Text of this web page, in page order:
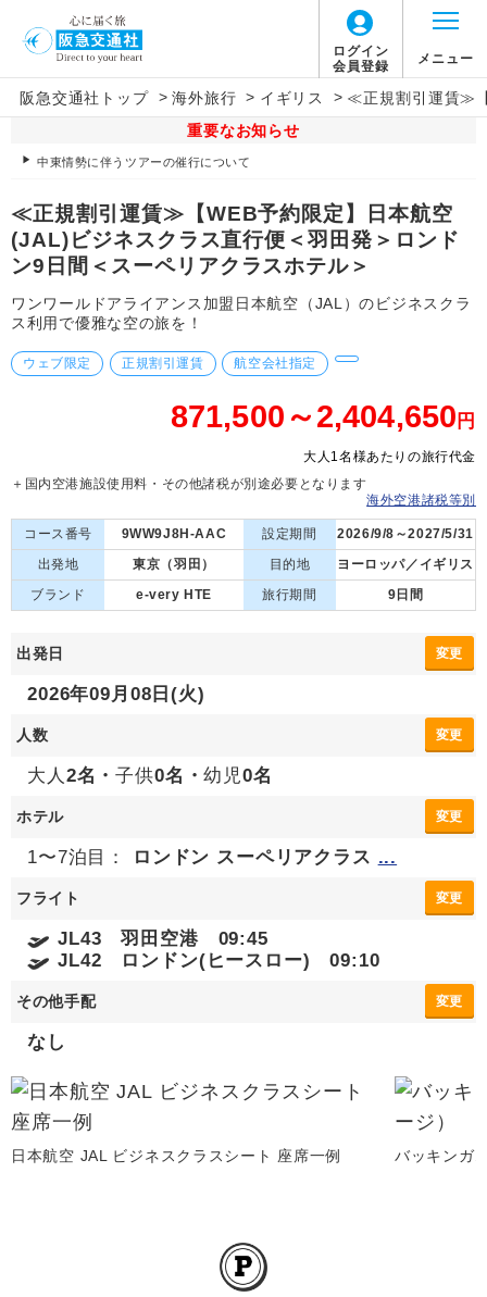
ログイン
会員登録
メニュー
阪急交通社トップ > 海外旅行 > イギリス > ≪正規割引運賃≫
重要なお知らせ
中東情勢に伴うツアーの催行について
≪正規割引運賃≫【WEB予約限定】日本航空
(JAL)ビジネスクラス直行便＜羽田発＞ロンド
ン9日間＜スーペリアクラスホテル＞
ワンワールドアライアンス加盟日本航空（JAL）のビジネスクラ
ス利用で優雅な空の旅を！
ウェブ限定 正規割引運賃 航空会社指定
871,500～2,404,650 円
大人1名様あたりの旅行代金
＋国内空港施設使用料・その他諸税が別途必要となります
海外空港諸税等別
コース番号 9WW9J8H-AAC 設定期間
2026/9/8～2027/5/31
出発地
東京（羽田） 目的地
ヨーロッパ／イギリス
ブランド
e-very HTE 旅行期間 9日間
出発日 変更
2026年09月08日(火)
人数 変更
大人 2名・子供0名・幼児0名
ホテル 変更
1〜7泊目： ロンドン スーペリアクラス ...
フライト 変更
JL43 羽田空港 09:45
JL42 ロンドン(ヒースロー) 09:10
その他手配 変更
なし
日本航空 JAL ビジネスクラスシート 座席一例 バッキンガ